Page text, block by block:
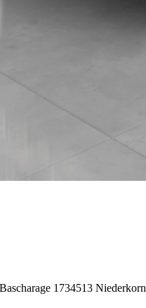
1734513 Niederkorn